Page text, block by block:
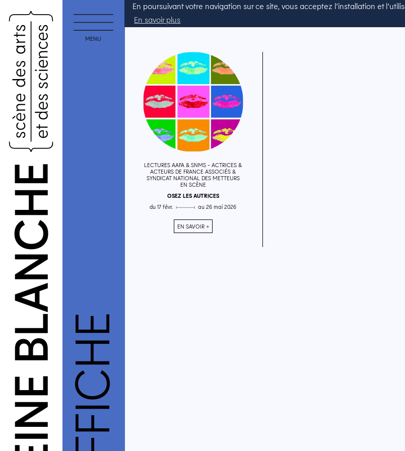
MENU
En poursuivant votre navigation sur ce site, vous acceptez l’installation et
En savoir plus
Trier par → TOUS
LECTURES AAFA & SNMS - ACTRICES &
ACTEURS DE FRANCE ASSOCIÉS &
SYNDICAT NATIONAL DES METTEURS
EN SCÈNE
OSEZ LES AUTRICES
du 17 févr. ▄ au 26 mai 2026
EN SAVOIR +